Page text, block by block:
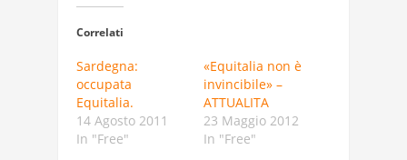
Correlati
Sardegna:
occupata
Equitalia.
14 Agosto 2011
In "Free"
«Equitalia non è
invincibile» –
ATTUALITA
23 Maggio 2012
In "Free"